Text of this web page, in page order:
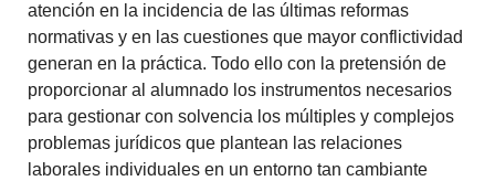
atención en la incidencia de las últimas reformas
normativas y en las cuestiones que mayor conflictividad
generan en la práctica. Todo ello con la pretensión de
proporcionar al alumnado los instrumentos necesarios
para gestionar con solvencia los múltiples y complejos
problemas jurídicos que plantean las relaciones
laborales individuales en un entorno tan cambiante